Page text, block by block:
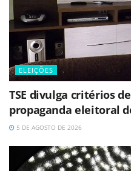
ELEIÇÕES
TSE divulga critérios
propaganda eleitoral
5 DE AGOSTO DE 2026